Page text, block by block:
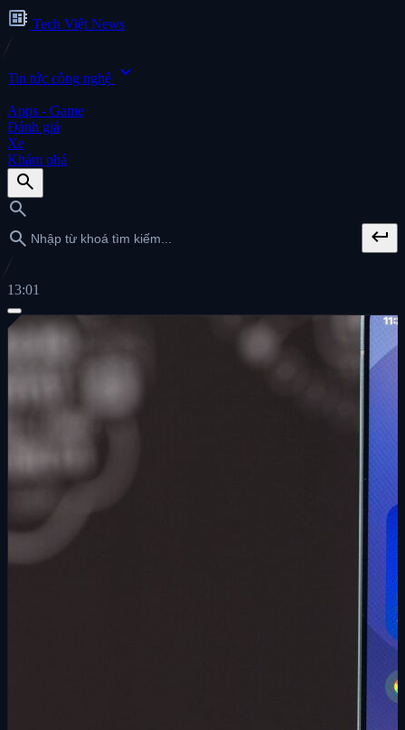
developer_board Tech Việt News
Tin tức công nghệ expand_more
Apps - Game
Đánh giá
Xe
Khám phá
search
search
search
keyboard_return
13:02